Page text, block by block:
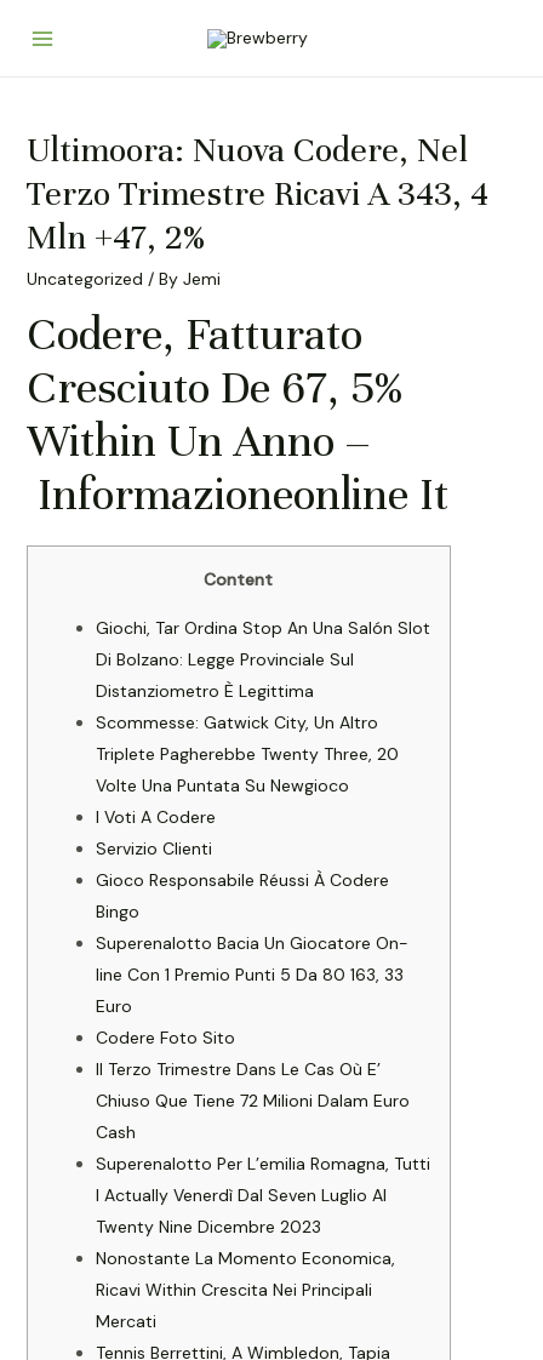
Ultimoora: Nuova Codere, Nel
Terzo Trimestre Ricavi A 343, 4
Mln +47, 2%
Uncategorized / By Jemi
Codere, Fatturato
Cresciuto De 67, 5%
Within Un Anno –
Informazioneonline It
Content
Giochi, Tar Ordina Stop An Una Salón Slot
Di Bolzano: Legge Provinciale Sul
Distanziometro È Legittima
Scommesse: Gatwick City, Un Altro
Triplete Pagherebbe Twenty Three, 20
Volte Una Puntata Su Newgioco
I Voti A Codere
Servizio Clienti
Gioco Responsabile Réussi À Codere
Bingo
Superenalotto Bacia Un Giocatore On-
line Con 1 Premio Punti 5 Da 80 163, 33
Euro
Codere Foto Sito
Il Terzo Trimestre Dans Le Cas Où E’
Chiuso Que Tiene 72 Milioni Dalam Euro
Cash
Superenalotto Per L’emilia Romagna, Tutti
I Actually Venerdì Dal Seven Luglio Al
Twenty Nine Dicembre 2023
Nonostante La Momento Economica,
Ricavi Within Crescita Nei Principali
Mercati
Tennis Berrettini, A Wimbledon, Tapia